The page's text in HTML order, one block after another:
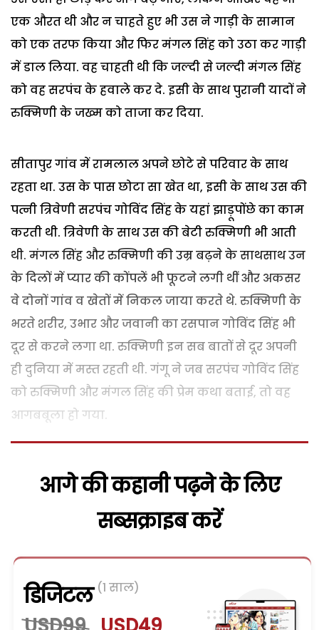
एक औरत थी और न चाहते हुए भी उस ने गाड़ी के सामान
को एक तरफ किया और फिर मंगल सिंह को उठा कर गाड़ी
में डाल लिया. वह चाहती थी कि जल्दी से जल्दी मंगल सिंह
को वह सरपंच के हवाले कर दे. इसी के साथ पुरानी यादों ने
रुक्मिणी के जख्म को ताजा कर दिया.
सीतापुर गांव में रामलाल अपने छोटे से परिवार के साथ
रहता था. उस के पास छोटा सा खेत था, इसी के साथ उस की
पत्नी त्रिवेणी सरपंच गोविंद सिंह के यहां झाड़ूपोंछे का काम
करती थी. त्रिवेणी के साथ उस की बेटी रुक्मिणी भी आती
थी. मंगल सिंह और रुक्मिणी की उम्र बढ़ने के साथसाथ उन
के दिलों में प्यार की कोंपलें भी फूटने लगी थीं और अकसर
वे दोनों गांव व खेतों में निकल जाया करते थे. रुक्मिणी के
भरते शरीर, उभार और जवानी का रसपान गोविंद सिंह भी
दूर से करने लगा था. रुक्मिणी इन सब बातों से दूर अपनी
ही दुनिया में मस्त रहती थी. गंगू ने जब सरपंच गोविंद सिंह
को रुक्मिणी और मंगल सिंह की प्रेम कथा बताई, तो वह
आगबबूला हो गया.
आगे की कहानी पढ़ने के लिए
सब्सक्राइब करें
डिजिटल (1 साल)